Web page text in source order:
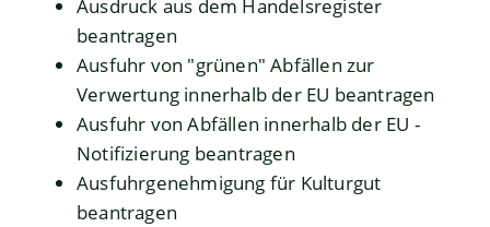
Ausdruck aus dem Handelsregister
beantragen
Ausfuhr von "grünen" Abfällen zur
Verwertung innerhalb der EU beantragen
Ausfuhr von Abfällen innerhalb der EU -
Notifizierung beantragen
Ausfuhrgenehmigung für Kulturgut
beantragen